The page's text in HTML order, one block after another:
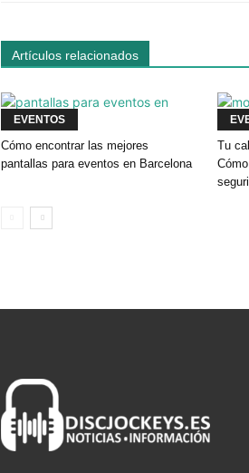
Artículos relacionados
EVENTOS
Cómo encontrar las mejores
pantallas para eventos en Barcelona
Tu